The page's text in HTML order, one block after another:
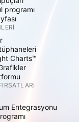
programı
Charts™
Entegrasyonu